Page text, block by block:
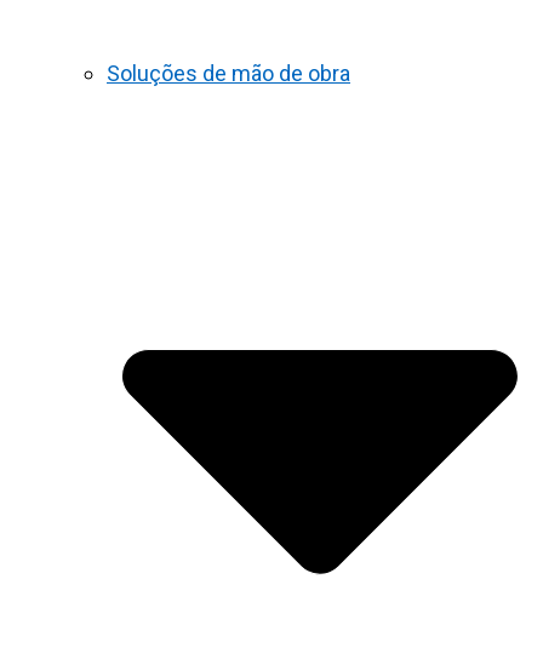
Soluções de mão de obra